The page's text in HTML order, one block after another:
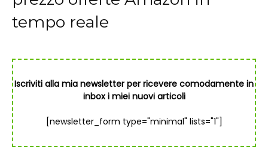
tempo reale
Iscriviti alla mia newsletter per ricevere comodamente in
inbox i miei nuovi articoli
[newsletter_form type="minimal" lists="1"]